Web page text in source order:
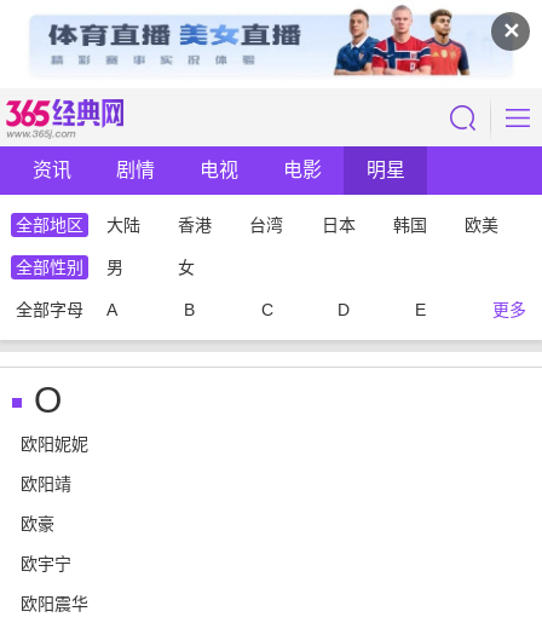
✕
资讯 剧情 电视 电影 明星
全部地区 大陆 香港 台湾 日本 韩国 欧美
全部性别 男 女
全部字母 A B C D E 更多
O
欧阳妮妮
欧阳靖
欧豪
欧宇宁
欧阳震华